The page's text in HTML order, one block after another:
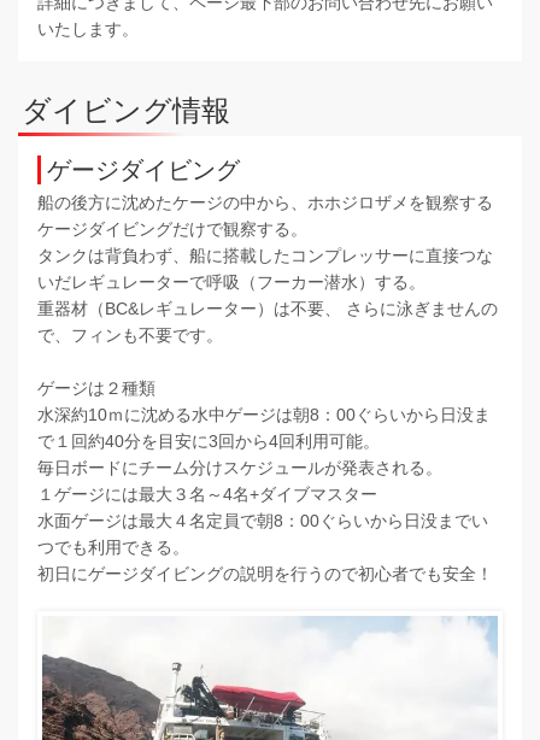
いたします。
ダイビング情報
ゲージダイビング
船の後方に沈めたケージの中から、ホホジロザメを観察する
ケージダイビングだけで観察する。
タンクは背負わず、船に搭載したコンプレッサーに直接つな
いだレギュレーターで呼吸（フーカー潜水）する。
重器材（BC&レギュレーター）は不要、 さらに泳ぎませんの
で、フィンも不要です。
ゲージは２種類
水深約10ｍに沈める水中ゲージは朝8：00ぐらいから日没ま
で１回約40分を目安に3回から4回利用可能。
毎日ボードにチーム分けスケジュールが発表される。
１ゲージには最大３名～4名+ダイブマスター
水面ゲージは最大４名定員で朝8：00ぐらいから日没までい
つでも利用できる。
初日にゲージダイビングの説明を行うので初心者でも安全！